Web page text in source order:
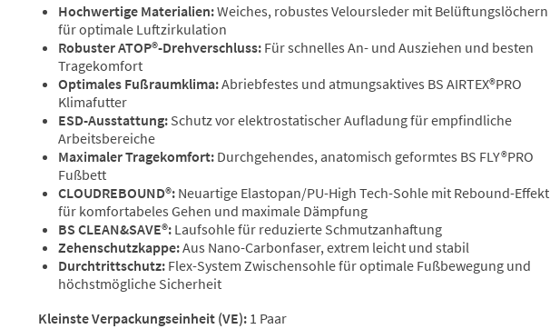
Hochwertige Materialien:Weiches, robustes Veloursleder mit Belüftungslöchern
für optimale Luftzirkulation
Robuster ATOP®-Drehverschluss: Für schnelles An- und Ausziehen und besten
Tragekomfort
Optimales Fußraumklima:Abriebfestes und atmungsaktives BS AIRTEX®PRO
Klimafutter
ESD-Ausstattung: Schutz vor elektrostatischer Aufladung für empfindliche
Arbeitsbereiche
Maximaler Tragekomfort: Durchgehendes, anatomisch geformtes BS FLY®PRO
Fußbett
CLOUDREBOUND®: Neuartige Elastopan/PU-High Tech-Sohle mit Rebound-Effekt
für komfortabeles Gehen und maximale Dämpfung
BS CLEAN&SAVE®: Laufsohle für reduzierte Schmutzanhaftung
Zehenschutzkappe:Aus Nano-Carbonfaser, extrem leicht und stabil
Durchtrittschutz: Flex-System Zwischensohle für optimale Fußbewegung und
höchstmögliche Sicherheit
Kleinste Verpackungseinheit (VE): 1 Paar